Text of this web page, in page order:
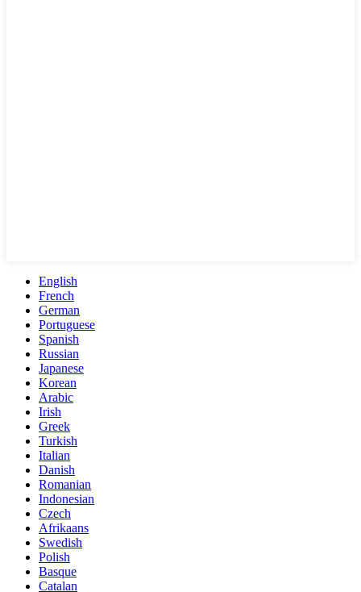
English
French
German
Portuguese
Spanish
Russian
Japanese
Korean
Arabic
Irish
Greek
Turkish
Italian
Danish
Romanian
Indonesian
Czech
Afrikaans
Swedish
Polish
Basque
Catalan